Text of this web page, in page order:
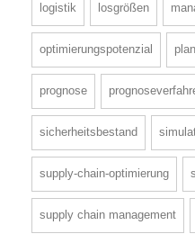
logistik losgrößen
optimierungspotenzial
prognose
sicherheitsbestand
supply-chain-optimierung
supply chain management